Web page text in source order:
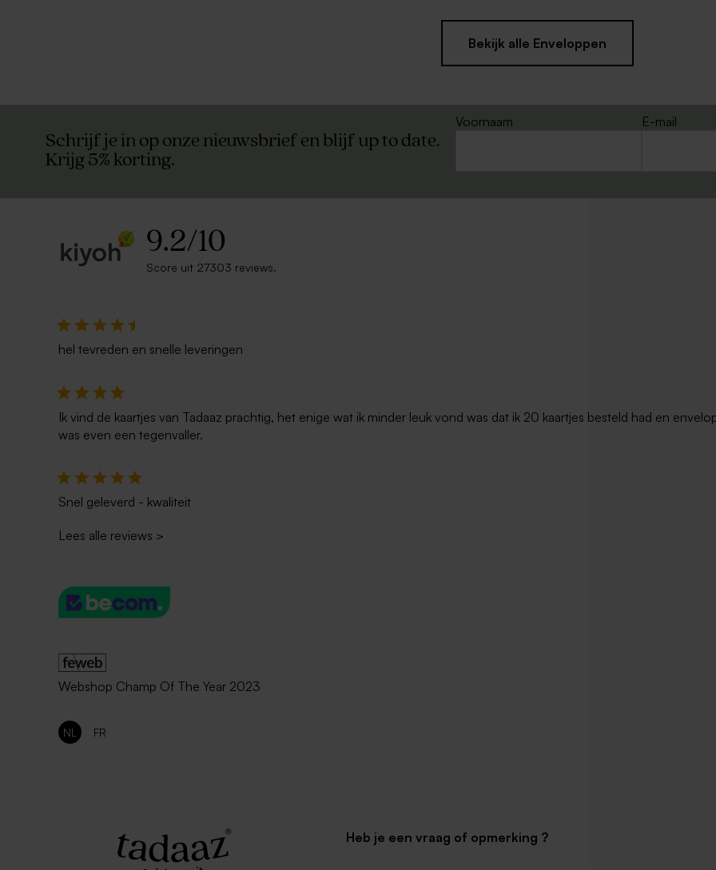
Bekijk alle Enveloppen
Schrijf je in op onze nieuwsbrief en blijf up to date.
Krijg 5% korting.
Voornaam
E-mail
9.2/10
Score uit 27303 reviews.
hel tevreden en snelle leveringen
Ik vind de kaartjes van Tadaaz prachtig, het enige wat ik minder leuk vond was dat ik 20 kaartjes besteld had en
was even een tegenvaller.
Snel geleverd - kwaliteit
Lees alle reviews >
Webshop Champ Of The Year 2023
NL FR
Heb je een vraag of opmerking ?